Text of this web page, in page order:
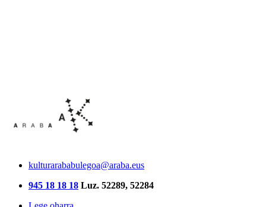
kulturarababulegoa@araba.eus
945 18 18 18 Luz. 52289, 52284